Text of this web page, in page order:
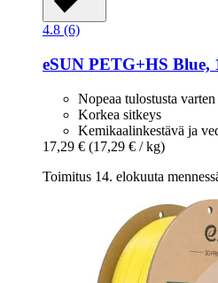
4.8 (6)
eSUN PETG+HS Blue,
Nopeaa tulostusta varten
Korkea sitkeys
Kemikaalinkestävä ja
17,29 € (17,29 € / kg)
Toimitus 14. elokuuta